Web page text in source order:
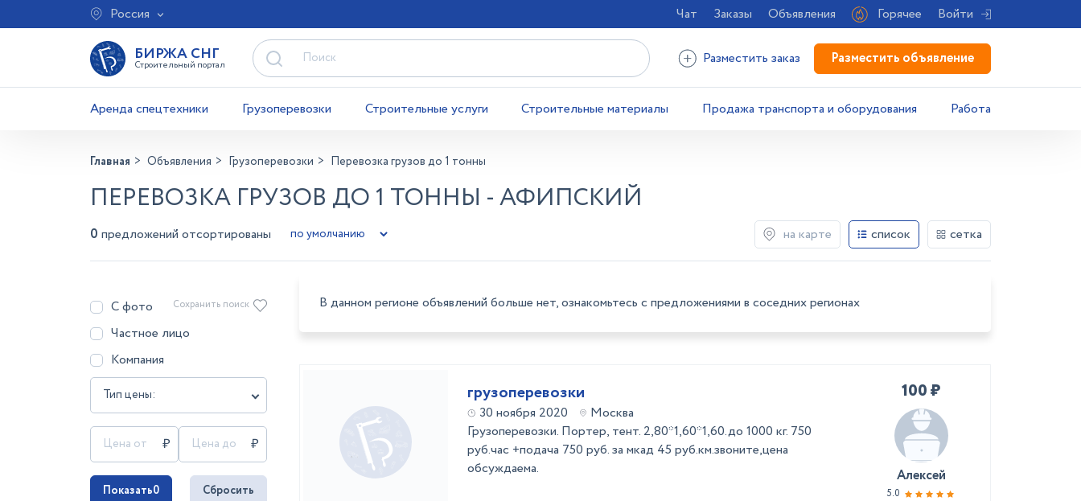
Россия Чат Заказы Объявления Горячее Войти
БИРЖА СНГ
Строительный портал Разместить заказ Разместить объявление
Аренда спецтехники Грузоперевозки Строительные услуги Строительные материалы Продажа транспорта и оборудования Работа
Главная Объявления Грузоперевозки Перевозка грузов до 1 тонны
ПЕРЕВОЗКА ГРУЗОВ ДО 1 ТОННЫ - АФИПСКИЙ
0 предложений отсортированы на карте список сетка
С фото
Частное лицо
Компания
Тип цены:
Сохранить поиск
Показать0 Сбросить
В данном регионе объявлений больше нет, ознакомьтесь с предложениями в соседних регионах
грузоперевозки
30 ноября 2020
Москва
Грузоперевозки. Портер, тент. 2,80*1,60*1,60.до 1000 кг. 750
руб.час +подача 750 руб. за мкад 45 руб.км.звоните,цена
обсуждаема.
100 ₽
Алексей
5.0